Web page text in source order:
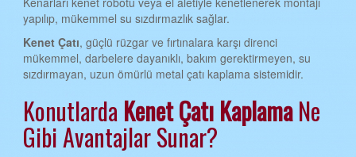
ÇANKIRI KENET ÇATI
ÇORUM KENET ÇATI
DENİZLİ KENET ÇATI
EDİRNE KENET ÇATI
ELAZIĞ KENET ÇATI
yapılıp, mükemmel su sızdırmazlık sağlar.
Kenet Çatı, güçlü rüzgar ve fırtınalara karşı direnci
mükemmel, darbelere dayanıklı, bakım gerektirmeyen, su
sızdırmayan, uzun ömürlü metal çatı kaplama sistemidir.
Konutlarda Kenet Çatı KaplamaNe
Gibi Avantajlar Sunar?